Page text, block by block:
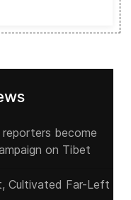
become
on Tibet
Cultivated Far-Left